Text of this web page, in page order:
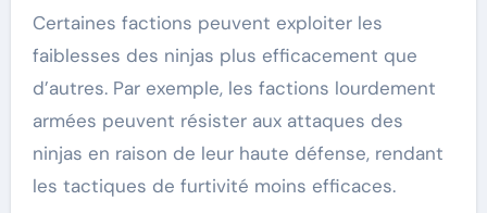
Certaines factions peuvent exploiter les
faiblesses des ninjas plus efficacement que
d’autres. Par exemple, les factions lourdement
armées peuvent résister aux attaques des
ninjas en raison de leur haute défense, rendant
les tactiques de furtivité moins efficaces.